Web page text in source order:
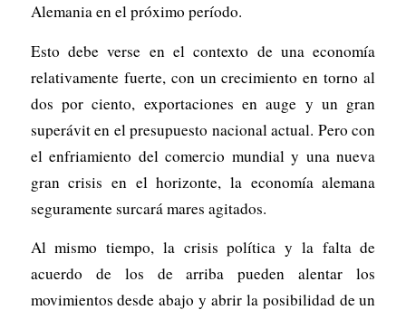
Alemania en el próximo período.
Esto debe verse en el contexto de una economía
relativamente fuerte, con un crecimiento en torno al
dos por ciento, exportaciones en auge y un gran
superávit en el presupuesto nacional actual. Pero con
el enfriamiento del comercio mundial y una nueva
gran crisis en el horizonte, la economía alemana
seguramente surcará mares agitados.
Al mismo tiempo, la crisis política y la falta de
acuerdo de los de arriba pueden alentar los
movimientos desde abajo y abrir la posibilidad de un